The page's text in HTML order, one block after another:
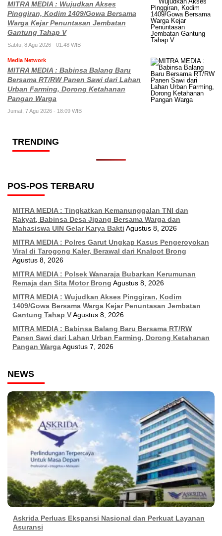
MITRA MEDIA : Wujudkan Akses
Pinggiran, Kodim 1409/Gowa Bersama
Warga Kejar Penuntasan Jembatan
Gantung Tahap V
Sabtu, 8 Agu 2026 - 01:48 WIB
Media Network
MITRA MEDIA : Babinsa Balang Baru
Bersama RT/RW Panen Sawi dari Lahan
Urban Farming, Dorong Ketahanan
Pangan Warga
Jumat, 7 Agu 2026 - 18:09 WIB
TRENDING
POS-POS TERBARU
MITRA MEDIA : Tingkatkan Kemanunggalan TNI dan
Rakyat, Babinsa Desa Jipang Bersama Warga dan
Mahasiswa UIN Gelar Karya Bakti Agustus 8, 2026
MITRA MEDIA : Polres Garut Ungkap Kasus Pengeroyokan
Viral di Tarogong Kaler, Berawal dari Knalpot Brong
Agustus 8, 2026
MITRA MEDIA : Polsek Wanaraja Bubarkan Kerumunan
Remaja dan Sita Motor Brong Agustus 8, 2026
MITRA MEDIA : Wujudkan Akses Pinggiran, Kodim
1409/Gowa Bersama Warga Kejar Penuntasan Jembatan
Gantung Tahap VAgustus 8, 2026
MITRA MEDIA : Babinsa Balang Baru Bersama RT/RW
Panen Sawi dari Lahan Urban Farming, Dorong Ketahanan
Pangan WargaAgustus 7, 2026
NEWS
Askrida Perluas Ekspansi Nasional dan Perkuat Layanan
Asuransi